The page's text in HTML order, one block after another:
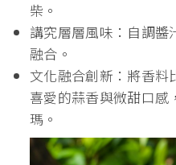
柴。
講究層層風味：自調醬
融合。
文化融合創新：將香料
喜愛的蒜香與微甜口
瑪。